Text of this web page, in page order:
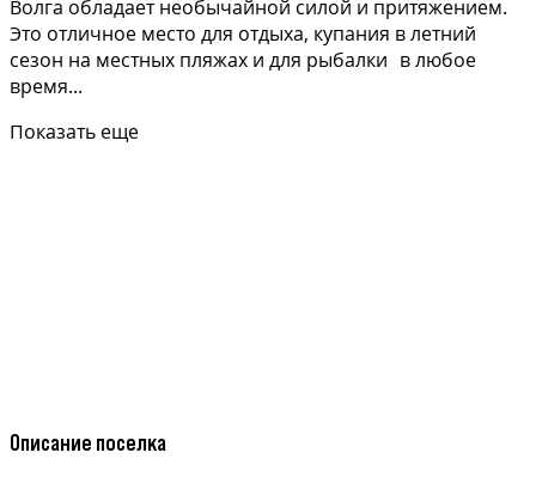
Волга обладает необычайной силой и притяжением.
Это отличное место для отдыха, купания в летний
сезон на местных пляжах и для рыбалки в любое
время...
Показать еще
Описание поселка